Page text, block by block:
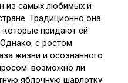
из самых любимых и
Традиционно она
которые придают ей
с ростом
жизни и осознанного
возможно ли
яблочную шарлотку